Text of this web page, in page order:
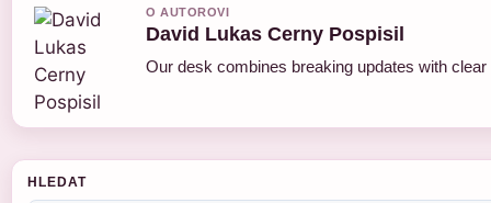
O AUTOROVI
David Lukas Cerny Pospisil
Our desk combines breaking updates with
HLEDAT